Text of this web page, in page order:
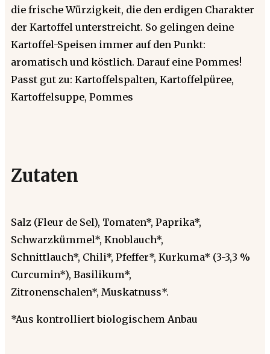
die frische Würzigkeit, die den erdigen Charakter
der Kartoffel unterstreicht. So gelingen deine
Kartoffel-Speisen immer auf den Punkt:
aromatisch und köstlich. Darauf eine Pommes!
Passt gut zu: Kartoffelspalten, Kartoffelpüree,
Kartoffelsuppe, Pommes
Zutaten
Salz (Fleur de Sel), Tomaten*, Paprika*,
Schwarzkümmel*, Knoblauch*,
Schnittlauch*, Chili*, Pfeffer*, Kurkuma* (3-3,3 %
Curcumin*), Basilikum*,
Zitronenschalen*, Muskatnuss*.
*Aus kontrolliert biologischem Anbau